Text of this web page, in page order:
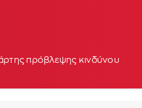
πρόβλεψης κινδύνου